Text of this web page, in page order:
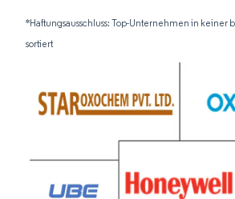
*Haftungsausschluss: Top-Unternehmen in keiner
sortiert